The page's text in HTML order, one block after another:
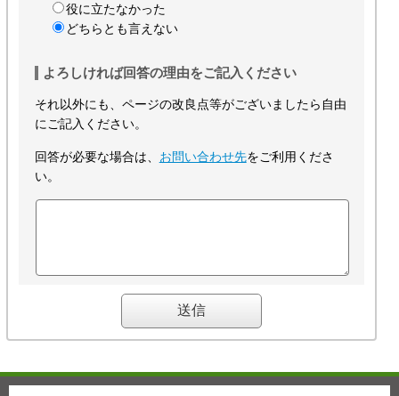
役に立たなかった
どちらとも言えない
よろしければ回答の理由をご記入ください
それ以外にも、ページの改良点等がございましたら自由
にご記入ください。
回答が必要な場合は、 お問い合わせ先をご利用くださ
い。